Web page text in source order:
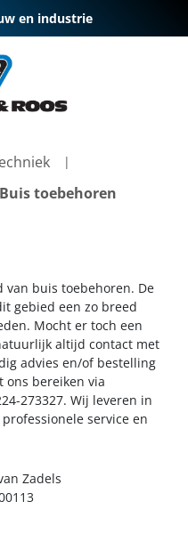
en industrie
Buis toebehoren
van buis toebehoren. De
gebied een zo breed
Mocht er toch een
altijd contact met
advies en/of bestelling
ons bereiken via
273327. Wij leveren in
service en